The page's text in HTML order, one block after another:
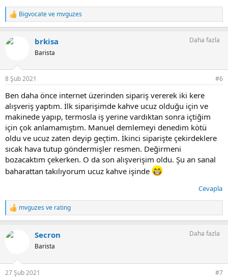
T
e
k
Bigvocateve mvguzes
brkisa
Barista
Daha fazla
8 Şub 2021 #6
Ben daha önce internet üzerinden sipariş vererek iki kere
alışveriş yaptım. İlk siparişimde kahve ucuz olduğu için ve
makinede yapıp, termosla iş yerine vardıktan sonra içtiğim
için çok anlamamıştım. Manuel demlemeyi denedim kötü
oldu ve ucuz zaten deyip geçtim. İkinci siparişte çekirdeklere
sıcak hava tutup göndermişler resmen. Değirmeni
bozacaktım çekerken. O da son alışverişim oldu. Şu an sanal
baharattan takılıyorum ucuz kahve işinde
Cevapla
T
e
k
:
mvguzes ve rating
Secron
Barista
Daha fazla
27 Şub 2021 #7